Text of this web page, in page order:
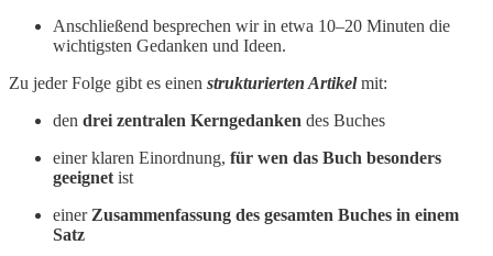
Anschließend besprechen wir in etwa 10–20 Minuten die
wichtigsten Gedanken und Ideen.
Zu jeder Folge gibt es einen strukturierten Artikelmit:
den drei zentralen Kerngedanken des Buches
einer klaren Einordnung, für wen das Buch besonders
geeignet ist
einer Zusammenfassung des gesamten Buches in einem
Satz